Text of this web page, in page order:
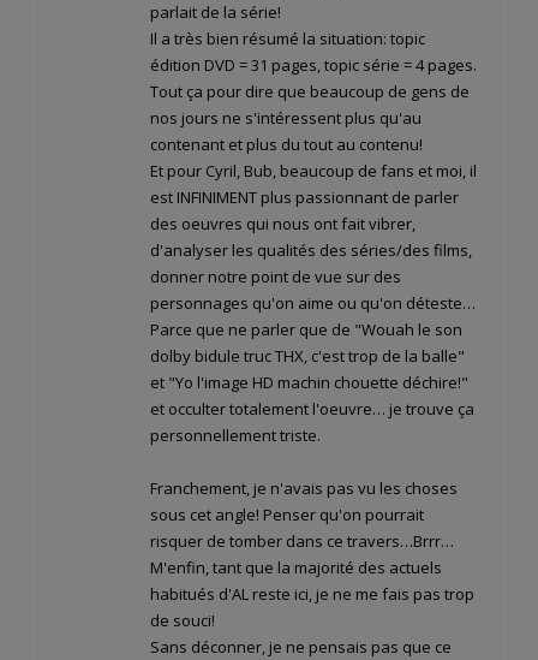
parlait de la série!
Il a très bien résumé la situation: topic
édition DVD = 31 pages, topic série = 4 pages.
Tout ça pour dire que beaucoup de gens de
nos jours ne s'intéressent plus qu'au
contenant et plus du tout au contenu!
Et pour Cyril, Bub, beaucoup de fans et moi, il
est INFINIMENT plus passionnant de parler
des oeuvres qui nous ont fait vibrer,
d'analyser les qualités des séries/des films,
donner notre point de vue sur des
personnages qu'on aime ou qu'on déteste…
Parce que ne parler que de "Wouah le son
dolby bidule truc THX, c'est trop de la balle"
et "Yo l'image HD machin chouette déchire!"
et occulter totalement l'oeuvre… je trouve ça
personnellement triste.
Franchement, je n'avais pas vu les choses
sous cet angle! Penser qu'on pourrait
risquer de tomber dans ce travers…Brrr…
M'enfin, tant que la majorité des actuels
habitués d'AL reste ici, je ne me fais pas trop
de souci!
Sans déconner, je ne pensais pas que ce